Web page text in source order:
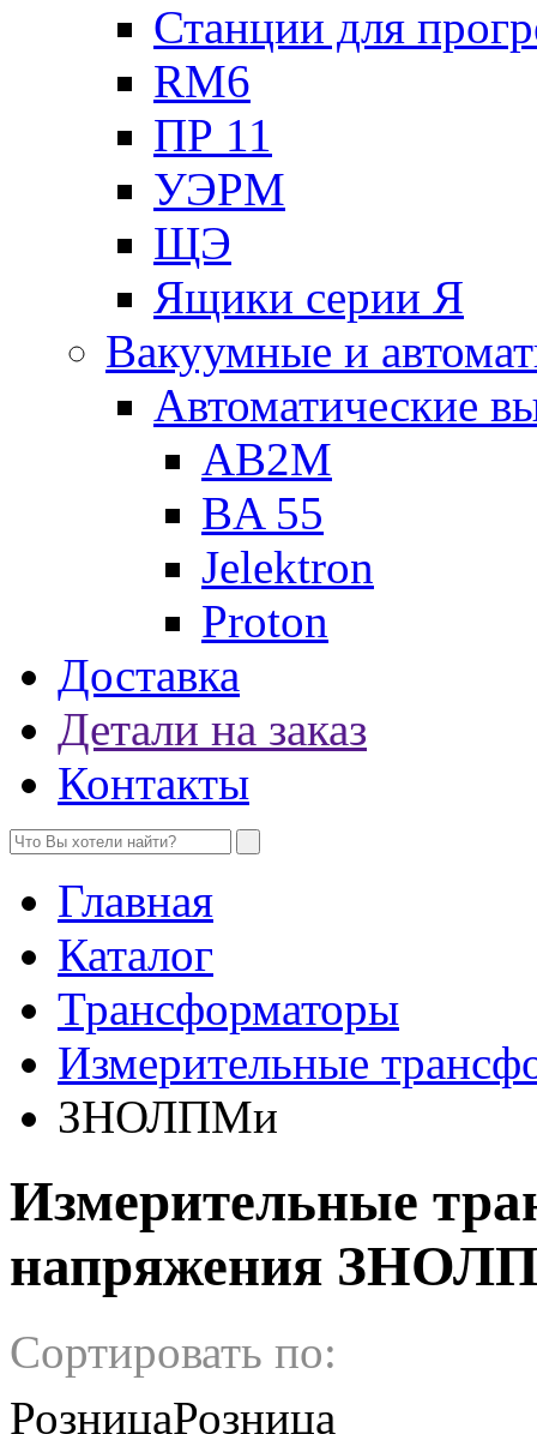
Станции для
RM6
ПР 11
УЭРМ
ЩЭ
Ящики серии Я
Вакуумные и
Автоматические
AB2M
BA 55
Jelektron
Proton
Доставка
Детали на заказ
Контакты
Главная
Каталог
Трансформаторы
Измерительные
ЗНОЛПМи
Измерительные
напряжения
Сортировать по:
РозницаРозница